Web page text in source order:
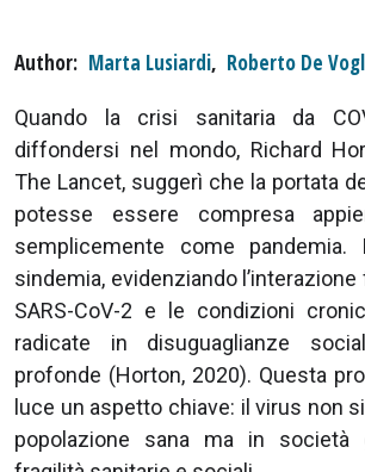
Author Marta Lusiardi, Roberto De
Quando la crisi sanitaria da
diffondersi nel mondo, Richard
The Lancet, suggerì che la portata
potesse essere compresa
semplicemente come pandemia.
sindemia, evidenziando l’interazione
SARS-CoV-2 e le condizioni
radicate in disuguaglianze
profonde (Horton, 2020). Questa
luce un aspetto chiave: il virus non
popolazione sana ma in società